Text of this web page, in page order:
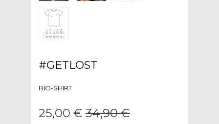
#GETLOST
BIO-SHIRT
25,00 € 34,90 €